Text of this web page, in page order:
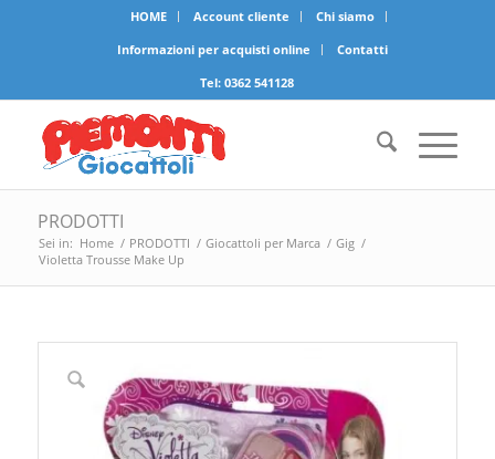
HOME Account cliente
Chi siamo
Informazioni per acquisti online
Contatti
Tel:0362 541128
PRODOTTI
Sei in: Home / PRODOTTI / Giocattoli per Marca / Gig /
Violetta Trousse Make Up